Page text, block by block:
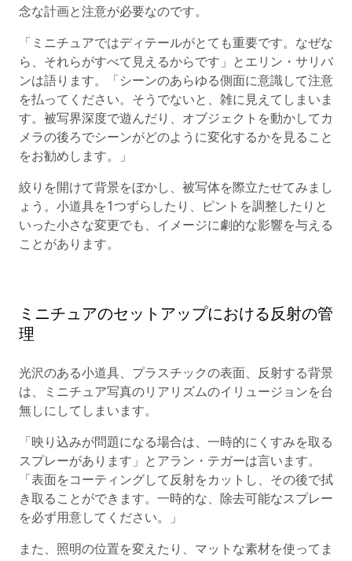
念な計画と注意が必要なのです。
「ミニチュアではディテールがとても重要です。なぜな
ら、それらがすべて見えるからです」とエリン・サリバ
ンは語ります。「シーンのあらゆる側面に意識して注意
を払ってください。そうでないと、雑に見えてしまいま
す。被写界深度で遊んだり、オブジェクトを動かしてカ
メラの後ろでシーンがどのように変化するかを見ること
をお勧めします。」
絞りを開けて背景をぼかし、被写体を際立たせてみまし
ょう。小道具を1つずらしたり、ピントを調整したりと
いった小さな変更でも、イメージに劇的な影響を与える
ことがあります。
ミニチュアのセットアップにおける反射の管
理
光沢のある小道具、プラスチックの表面、反射する背景
は、ミニチュア写真のリアリズムのイリュージョンを台
無しにしてしまいます。
「映り込みが問題になる場合は、一時的にくすみを取る
スプレーがあります」とアラン・テガーは言います。
「表面をコーティングして反射をカットし、その後で拭
き取ることができます。一時的な、除去可能なスプレー
を必ず用意してください。」
また、照明の位置を変えたり、マットな素材を使ってま